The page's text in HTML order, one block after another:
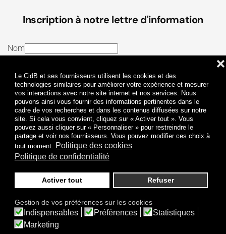
Le CidB et ses fournisseurs utilisent les cookies et des
technologies similaires pour améliorer votre expérience et mesurer
vos interactions avec notre site internet et nos services. Nous
pouvons ainsi vous fournir des informations pertinentes dans le
cadre de vos recherches et dans les contenus diffusées sur notre
site. Si cela vous convient, cliquez sur « Activer tout ». Vous
pouvez aussi cliquer sur « Personnaliser » pour restreindre le
partage et voir nos fournisseurs. Vous pouvez modifier ces choix à
tout moment. Politique des cookies
Politique de confidentialité
Activer tout Refuser
❌
Gestion de vos préférences sur les cookies
Indispensables Préférences
Statistiques
Marketing
Inscription à notre lettre d'information
Nom
J’ai lu et j’accepte lesTermes et conditionset la
Politique de confidentialité
Je m'abonne
© 2009-2026 CidB. Tous droits réservés.